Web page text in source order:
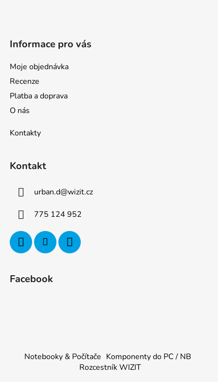
Informace pro vás
Moje objednávka
Recenze
Platba a doprava
O nás
Kontakty
Kontakt
urban.d@wizit.cz
775 124 952
Facebook
Notebooky & Počítače Komponenty do PC / NB
Rozcestník WIZIT